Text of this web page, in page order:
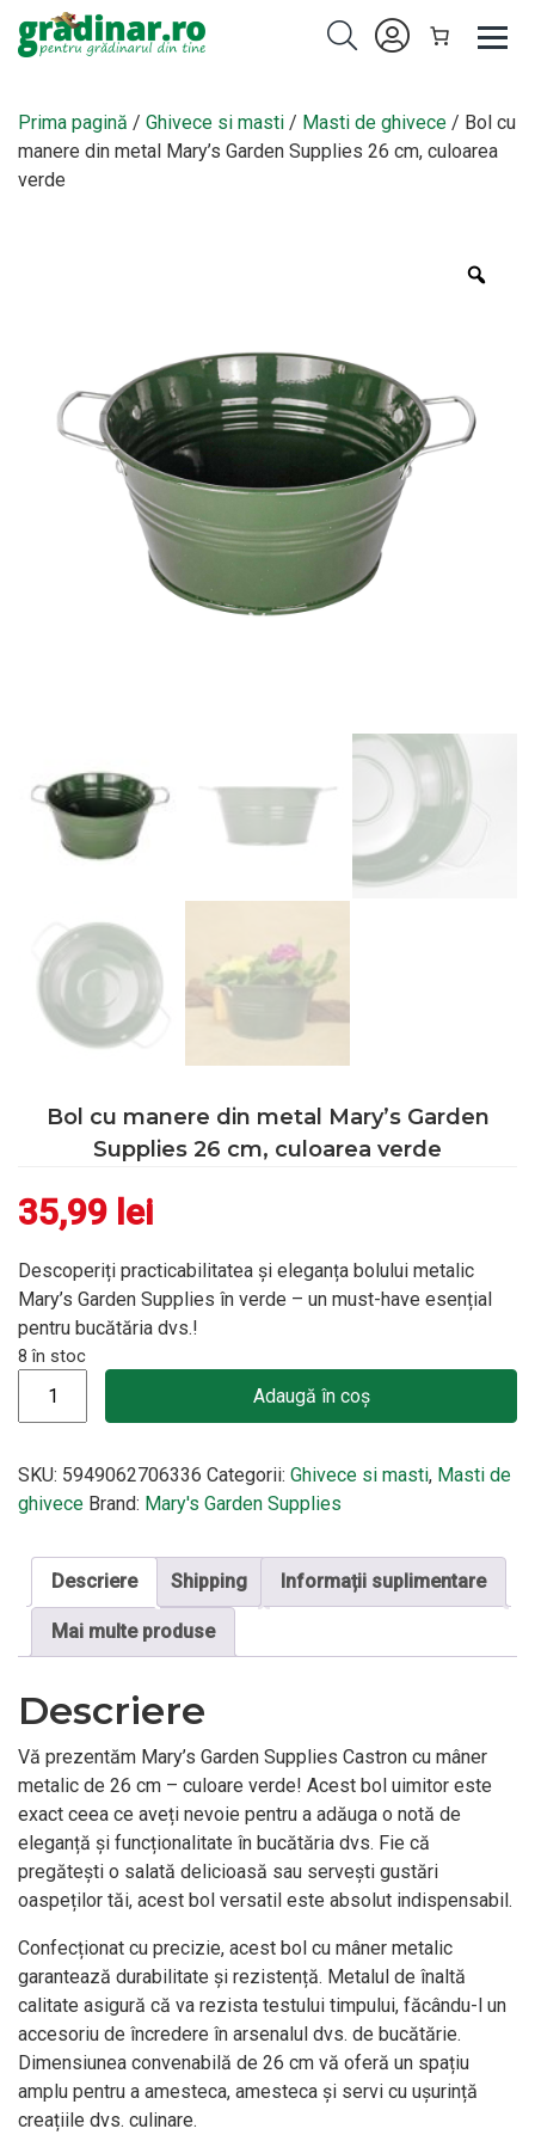
Prima pagină / Ghivece si masti / Masti de ghivece / Bol cu
manere din metal Mary’s Garden Supplies 26 cm, culoarea
verde
Bol cu manere din metal Mary’s Garden
Supplies 26 cm, culoarea verde
35,99 lei
Descoperiți practicabilitatea și eleganța bolului metalic
Mary’s Garden Supplies în verde – un must-have esențial
pentru bucătăria dvs.!
8 în stoc
Adaugă în coș
SKU: 5949062706336 Categorii: Ghivece si masti, Masti de
ghivece Brand: Mary's Garden Supplies
Descriere Shipping Informații suplimentare
Mai multe produse
Descriere
Vă prezentăm Mary’s Garden Supplies Castron cu mâner
metalic de 26 cm – culoare verde! Acest bol uimitor este
exact ceea ce aveți nevoie pentru a adăuga o notă de
eleganță și funcționalitate în bucătăria dvs. Fie că
pregătești o salată delicioasă sau servești gustări
oaspeților tăi, acest bol versatil este absolut indispensabil.
Confecționat cu precizie, acest bol cu mâner metalic
garantează durabilitate și rezistență. Metalul de înaltă
calitate asigură că va rezista testului timpului, făcându-l un
accesoriu de încredere în arsenalul dvs. de bucătărie.
Dimensiunea convenabilă de 26 cm vă oferă un spațiu
amplu pentru a amesteca, amesteca și servi cu ușurință
creațiile dvs. culinare.